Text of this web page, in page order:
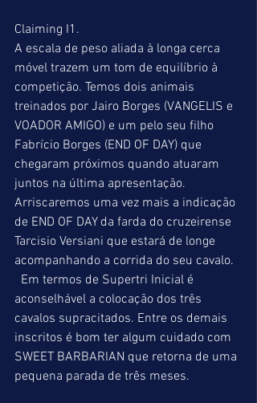
Claiming I1.
A escala de peso aliada à longa cerca
móvel trazem um tom de equilíbrio à
competição. Temos dois animais
treinados por Jairo Borges (VANGELIS e
VOADOR AMIGO) e um pelo seu filho
Fabrício Borges (END OF DAY) que
chegaram próximos quando atuaram
juntos na última apresentação.
Arriscaremos uma vez mais a indicação
de END OF DAY da farda do cruzeirense
Tarcisio Versiani que estará de longe
acompanhando a corrida do seu cavalo.
  Em termos de Supertri Inicial é
aconselhável a colocação dos três
cavalos supracitados. Entre os demais
inscritos é bom ter algum cuidado com
SWEET BARBARIAN que retorna de uma
pequena parada de três meses.